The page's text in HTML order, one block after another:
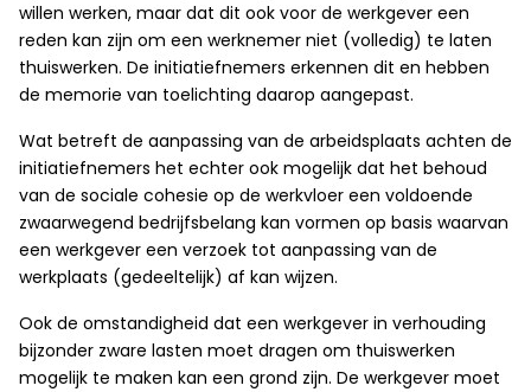
willen werken, maar dat dit ook voor de werkgever een
reden kan zijn om een werknemer niet (volledig) te laten
thuiswerken. De initiatiefnemers erkennen dit en hebben
de memorie van toelichting daarop aangepast.
Wat betreft de aanpassing van de arbeidsplaats achten de
initiatiefnemers het echter ook mogelijk dat het behoud
van de sociale cohesie op de werkvloer een voldoende
zwaarwegend bedrijfsbelang kan vormen op basis waarvan
een werkgever een verzoek tot aanpassing van de
werkplaats (gedeeltelijk) af kan wijzen.
Ook de omstandigheid dat een werkgever in verhouding
bijzonder zware lasten moet dragen om thuiswerken
mogelijk te maken kan een grond zijn. De werkgever moet